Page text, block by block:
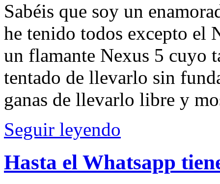
para
el
Sabéis que soy un
he tenido todos excepto el
un flamante Nexus 5 cuyo
tentado de llevarlo sin
ganas de llevarlo libre y
Seguir leyendo
Hasta el Whatsapp